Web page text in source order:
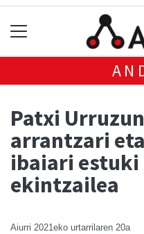
Patxi
arrantzari
ibaiari
ekintzailea
Aiurri 2021eko urtarrilaren 20a